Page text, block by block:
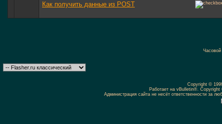
Как получить данные из POST
Copyright ©
Работает на vBulletin®.
Администрация сайта не несёт ответственности за